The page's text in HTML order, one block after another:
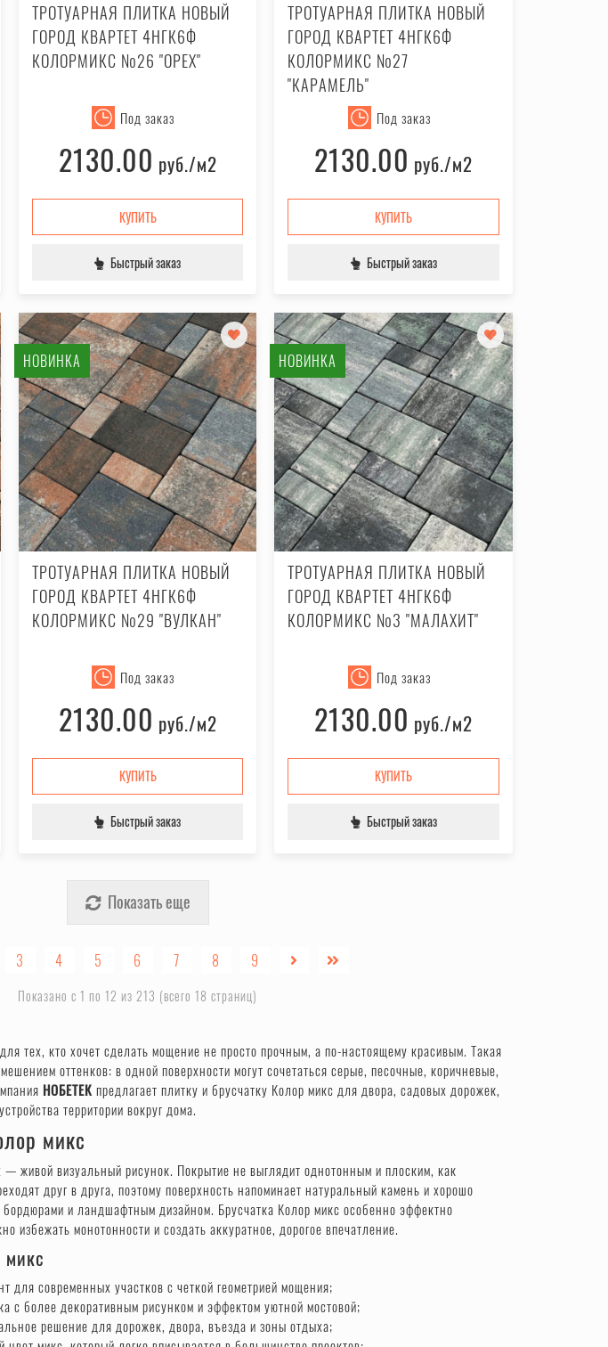
ТРОТУАРНАЯ ПЛИТКА НОВЫЙ
ГОРОД КВАРТЕТ 4НГК6Ф
КОЛОРМИКС №26 "ОРЕХ"
Под заказ
2130.00 руб./м2
КУПИТЬ
Быстрый заказ
ТРОТУАРНАЯ ПЛИТКА НОВЫЙ
ГОРОД КВАРТЕТ 4НГК6Ф
КОЛОРМИКС №27
"КАРАМЕЛЬ"
Под заказ
2130.00 руб./м2
КУПИТЬ
Быстрый заказ
НОВИНКА
ТРОТУАРНАЯ ПЛИТКА НОВЫЙ
ГОРОД КВАРТЕТ 4НГК6Ф
КОЛОРМИКС №29 "ВУЛКАН"
Под заказ
2130.00 руб./м2
КУПИТЬ
Быстрый заказ
НОВИНКА
ТРОТУАРНАЯ ПЛИТКА НОВЫЙ
ГОРОД КВАРТЕТ 4НГК6Ф
КОЛОРМИКС №3 "МАЛАХИТ"
Под заказ
2130.00 руб./м2
КУПИТЬ
Быстрый заказ
Показать еще
3 4 5 6 7 8 9
Показано с 1 по 12 из 213 (всего 18 страниц)
тех, кто хочет сделать мощение не просто прочным, а по-настоящему красивым. Такая
оттенков: в одной поверхности могут сочетаться серые, песочные, коричневые,
НОБЕТЕК предлагает плитку и брусчатку Колор микс для двора, садовых дорожек,
территории вокруг дома.
микс
живой визуальный рисунок. Покрытие не выглядит однотонным и плоским, как
друг в друга, поэтому поверхность напоминает натуральный камень и хорошо
и ландшафтным дизайном. Брусчатка Колор микс особенно эффектно
избежать монотонности и создать аккуратное, дорогое впечатление.
для современных участков с четкой геометрией мощения;
с более декоративным рисунком и эффектом уютной мостовой;
решение для дорожек, двора, въезда и зоны отдыха;